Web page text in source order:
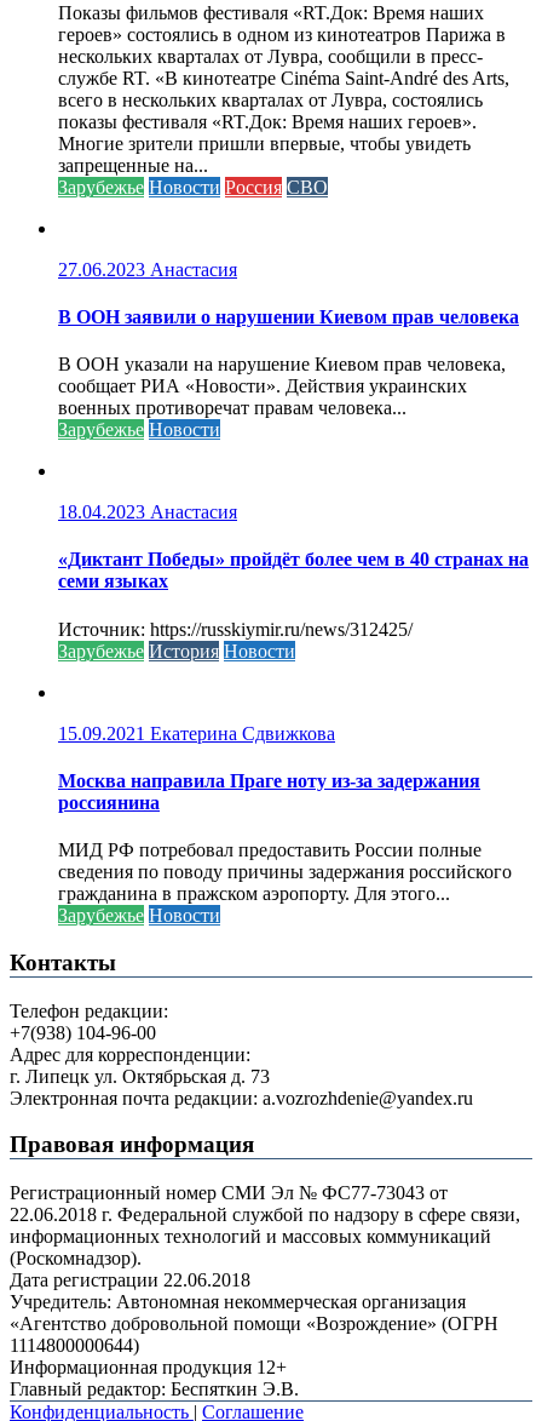
Показы фильмов фестиваля «RT.Док: Время наших
героев» состоялись в одном из кинотеатров Парижа в
нескольких кварталах от Лувра, сообщили в пресс-
службе RT. «В кинотеатре Cinéma Saint-André des Arts,
всего в нескольких кварталах от Лувра, состоялись
показы фестиваля «RT.Док: Время наших героев».
Многие зрители пришли впервые, чтобы увидеть
запрещенные на...
Зарубежье Новости Россия СВО
27.06.2023 Анастасия
В ООН заявили о нарушении Киевом прав человека
В ООН указали на нарушение Киевом прав человека,
сообщает РИА «Новости». Действия украинских
военных противоречат правам человека...
Зарубежье Новости
18.04.2023 Анастасия
«Диктант Победы» пройдёт более чем в 40 странах на
семи языках
Источник: https://russkiymir.ru/news/312425/
Зарубежье История Новости
15.09.2021 Екатерина Сдвижкова
Москва направила Праге ноту из-за задержания
россиянина
МИД РФ потребовал предоставить России полные
сведения по поводу причины задержания российского
гражданина в пражском аэропорту. Для этого...
Зарубежье Новости
Контакты
Телефон редакции:
+7(938) 104-96-00
Адрес для корреспонденции:
г. Липецк ул. Октябрьская д. 73
Электронная почта редакции: a.vozrozhdenie@yandex.ru
Правовая информация
Регистрационный номер СМИ Эл № ФС77-73043 от
22.06.2018 г. Федеральной службой по надзору в сфере связи,
информационных технологий и массовых коммуникаций
(Роскомнадзор).
Дата регистрации 22.06.2018
Учредитель: Автономная некоммерческая организация
«Агентство добровольной помощи «Возрождение» (ОГРН
1114800000644)
Информационная продукция 12+
Главный редактор: Беспяткин Э.В.
Конфиденциальность | Соглашение